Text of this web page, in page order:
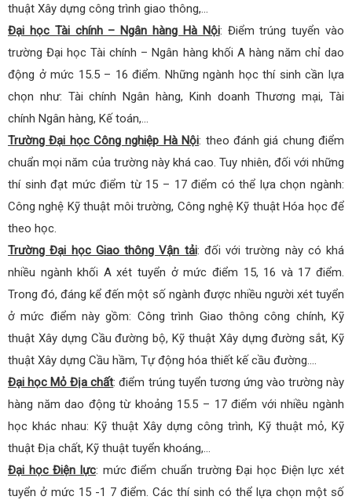
thuật Xây dựng công trình giao thông,…
Đại học Tài chính – Ngân hàng Hà Nội: Điểm trúng tuyển vào
trường Đại học Tài chính – Ngân hàng khối A hàng năm chỉ dao
động ở mức 15.5 – 16 điểm. Những ngành học thí sinh cần lựa
chọn như: Tài chính Ngân hàng, Kinh doanh Thương mại, Tài
chính Ngân hàng, Kế toán,…
Trường Đại học Công nghiệp Hà Nội: theo đánh giá chung điểm
chuẩn mọi năm của trường này khá cao. Tuy nhiên, đối với những
thí sinh đạt mức điểm từ 15 – 17 điểm có thể lựa chọn ngành:
Công nghệ Kỹ thuật môi trường, Công nghệ Kỹ thuật Hóa học để
theo học.
Trường Đại học Giao thông Vận tải: đối với trường này có khá
nhiều ngành khối A xét tuyển ở mức điểm 15, 16 và 17 điểm.
Trong đó, đáng kể đến một số ngành được nhiều người xét tuyển
ở mức điểm này gồm: Công trình Giao thông công chính, Kỹ
thuật Xây dựng Cầu đường bộ, Kỹ thuật Xây dựng đường sắt, Kỹ
thuật Xây dựng Cầu hầm, Tự động hóa thiết kế cầu đường….
Đại học Mỏ Địa chất: điểm trúng tuyển tương ứng vào trường này
hàng năm dao động từ khoảng 15.5 – 17 điểm với nhiều ngành
học khác nhau: Kỹ thuật Xây dựng công trình, Kỹ thuật mỏ, Kỹ
thuật Địa chất, Kỹ thuật tuyển khoáng,…
Đại học Điện lực: mức điểm chuẩn trường Đại học Điện lực xét
tuyển ở mức 15 -1 7 điểm. Các thí sinh có thể lựa chọn một số